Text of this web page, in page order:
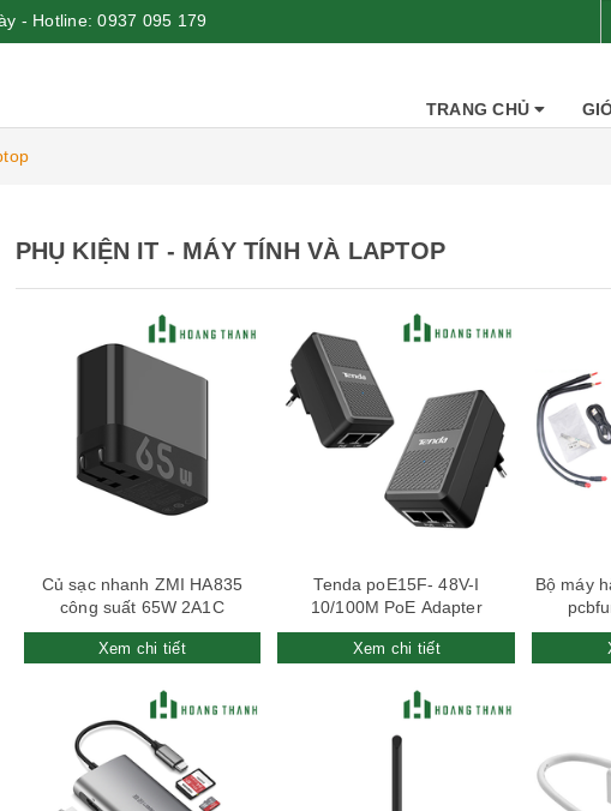
- Hotline:0937 095 179
TRANG CHỦ
PHỤ KIỆN IT - MÁY TÍNH VÀ LAPTOP
Củ sạc nhanh ZMI HA835
công suất 65W 2A1C
Xem chi tiết
Tenda poE15F- 48V-I
10/100M PoE Adapter
Xem chi tiết
Bộ máy